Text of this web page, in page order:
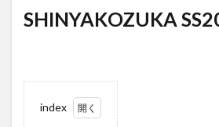
SHINYAKOZUKA
index